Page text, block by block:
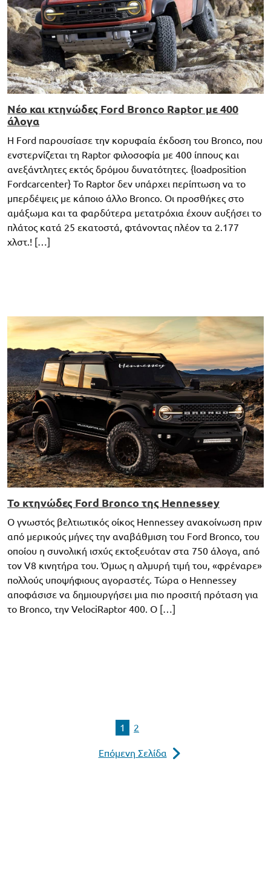
Νέο και κτηνώδες Ford Bronco Raptor με 400
άλογα
Η Ford παρουσίασε την κορυφαία έκδοση του Bronco, που
ενστερνίζεται τη Raptor φιλοσοφία με 400 ίππους και
ανεξάντλητες εκτός δρόμου δυνατότητες. {loadposition
Fordcarcenter} Το Raptor δεν υπάρχει περίπτωση να το
μπερδέψεις με κάποιο άλλο Bronco. Οι προσθήκες στο
αμάξωμα και τα φαρδύτερα μετατρόχια έχουν αυξήσει το
πλάτος κατά 25 εκατοστά, φτάνοντας πλέον τα 2.177
χλστ.! […]
Το κτηνώδες Ford Bronco της Hennessey
Ο γνωστός βελτιωτικός οίκος Hennessey ανακοίνωση πριν
από μερικούς μήνες την αναβάθμιση του Ford Bronco, του
οποίου η συνολική ισχύς εκτοξευόταν στα 750 άλογα, από
τον V8 κινητήρα του. Όμως η αλμυρή τιμή του, «φρέναρε»
πολλούς υποψήφιους αγοραστές. Τώρα ο Hennessey
αποφάσισε να δημιουργήσει μια πιο προσιτή πρόταση για
το Bronco, την VelociRaptor 400. O […]
1 2
Επόμενη Σελίδα